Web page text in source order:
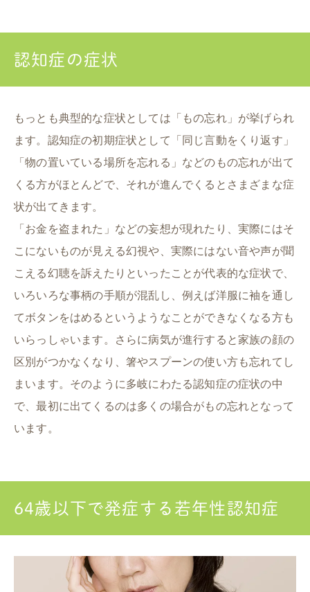
認知症の症状
もっとも典型的な症状としては「もの忘れ」が挙げられ
ます。認知症の初期症状として「同じ言動をくり返す」
「物の置いている場所を忘れる」などのもの忘れが出て
くる方がほとんどで、それが進んでくるとさまざまな症
状が出てきます。
「お金を盗まれた」などの妄想が現れたり、実際にはそ
こにないものが見える幻視や、実際にはない音や声が聞
こえる幻聴を訴えたりといったことが代表的な症状で、
いろいろな事柄の手順が混乱し、例えば洋服に袖を通し
てボタンをはめるというようなことができなくなる方も
いらっしゃいます。さらに病気が進行すると家族の顔の
区別がつかなくなり、箸やスプーンの使い方も忘れてし
まいます。そのように多岐にわたる認知症の症状の中
で、最初に出てくるのは多くの場合がもの忘れとなって
います。
64歳以下で発症する若年性認知症